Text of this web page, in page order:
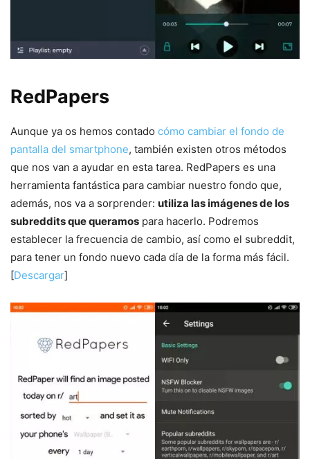
RedPapers
Aunque ya os hemos contado cómo cambiar el fondo de
pantalla del smartphone, también existen otros métodos
que nos van a ayudar en esta tarea. RedPapers es una
herramienta fantástica para cambiar nuestro fondo que,
además, nos va a sorprender: utiliza las imágenes de los
subreddits que queramos para hacerlo. Podremos
establecer la frecuencia de cambio, así como el subreddit,
para tener un fondo nuevo cada día de la forma más fácil.
[Descargar]